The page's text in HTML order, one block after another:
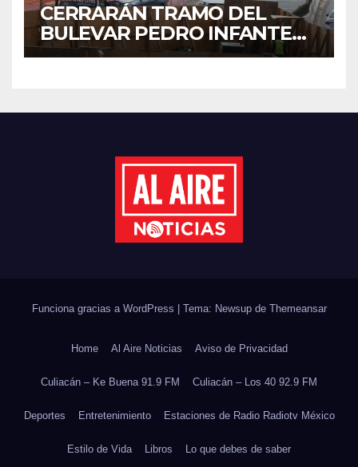
CERRARÁN TRAMO DEL
BULEVAR PEDRO INFANTE
PARA ACELERAR OBRAS
Funciona gracias a WordPress Tema: Newsup de Themeansar
Home Al Aire Noticias Aviso de Privacidad
Culiacán – Ke Buena 91.9 FM Culiacán – Los 40 92.9 FM
Deportes Entretenimiento Estaciones de Radio Radiotv México
Estilo de Vida Libros Lo que debes de saber